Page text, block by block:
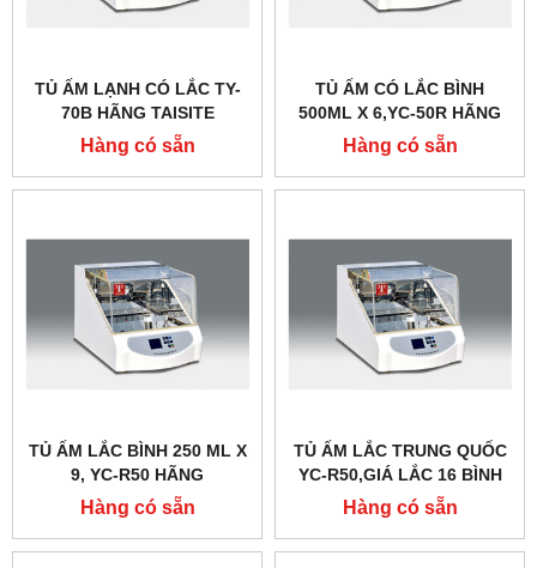
TỦ ẤM LẠNH CÓ LẮC TY-
70B HÃNG TAISITE
Hàng có sẵn
TỦ ẤM CÓ LẮC BÌNH
500ML X 6,YC-50R HÃNG
TAISITE
Hàng có sẵn
TỦ ẤM LẮC BÌNH 250 ML X
9, YC-R50 HÃNG
TAISITELAB
Hàng có sẵn
TỦ ẤM LẮC TRUNG QUỐC
YC-R50,GIÁ LẮC 16 BÌNH
100ML
Hàng có sẵn